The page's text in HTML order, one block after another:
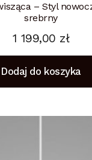
– Styl
srebrny
1 199,00 zł
Dodaj do koszyka